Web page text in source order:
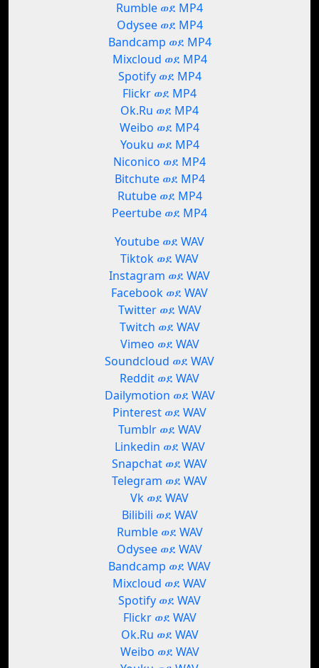
Rumble ወደ MP4
Odysee ወደ MP4
Bandcamp ወደ MP4
Mixcloud ወደ MP4
Spotify ወደ MP4
Flickr ወደ MP4
Ok.Ru ወደ MP4
Weibo ወደ MP4
Youku ወደ MP4
Niconico ወደ MP4
Bitchute ወደ MP4
Rutube ወደ MP4
Peertube ወደ MP4
Youtube ወደ WAV
Tiktok ወደ WAV
Instagram ወደ WAV
Facebook ወደ WAV
Twitter ወደ WAV
Twitch ወደ WAV
Vimeo ወደ WAV
Soundcloud ወደ WAV
Reddit ወደ WAV
Dailymotion ወደ WAV
Pinterest ወደ WAV
Tumblr ወደ WAV
Linkedin ወደ WAV
Snapchat ወደ WAV
Telegram ወደ WAV
Vk ወደ WAV
Bilibili ወደ WAV
Rumble ወደ WAV
Odysee ወደ WAV
Bandcamp ወደ WAV
Mixcloud ወደ WAV
Spotify ወደ WAV
Flickr ወደ WAV
Ok.Ru ወደ WAV
Weibo ወደ WAV